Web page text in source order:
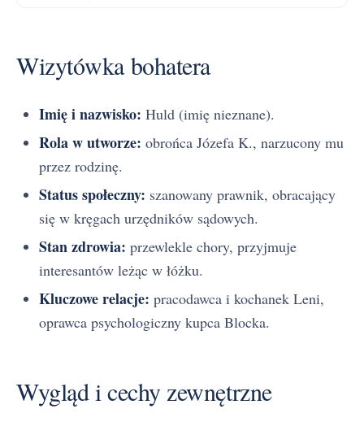
Wizytówka bohatera
Imię i nazwisko: Huld (imię nieznane).
Rola w utworze: obrońca Józefa K., narzucony mu
przez rodzinę.
Status społeczny: szanowany prawnik, obracający
się w kręgach urzędników sądowych.
Stan zdrowia: przewlekle chory, przyjmuje
interesantów leżąc w łóżku.
Kluczowe relacje: pracodawca i kochanek Leni,
oprawca psychologiczny kupca Blocka.
Wygląd i cechy zewnętrzne